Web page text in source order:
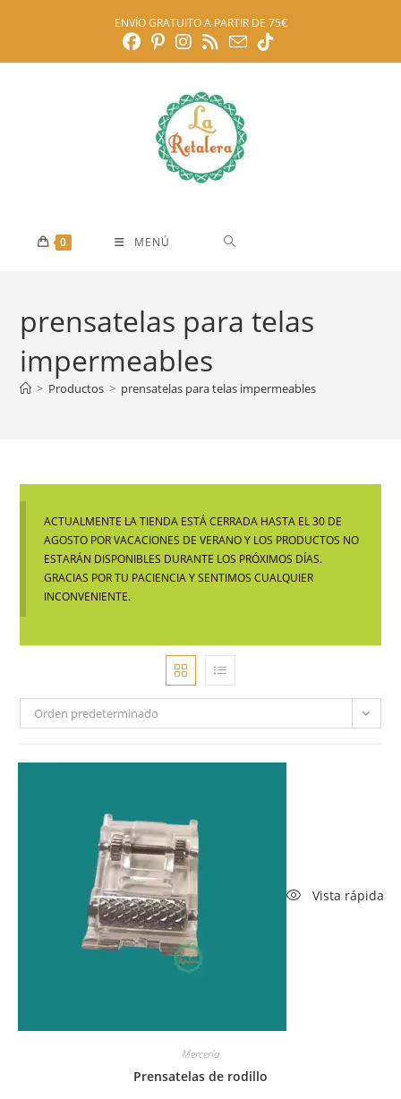
ENVÍO GRATUITO A PARTIR DE 75€
0 MENÚ
prensatelas para telas
impermeables
> Productos > prensatelas para telas impermeables
ACTUALMENTE LA TIENDA ESTÁ CERRADA HASTA EL 30 DE
AGOSTO POR VACACIONES DE VERANO Y LOS PRODUCTOS NO
ESTARÁN DISPONIBLES DURANTE LOS PRÓXIMOS DÍAS.
GRACIAS POR TU PACIENCIA Y SENTIMOS CUALQUIER
INCONVENIENTE.
Orden predeterminado
Vista rápida
Mercería
Prensatelas de rodillo